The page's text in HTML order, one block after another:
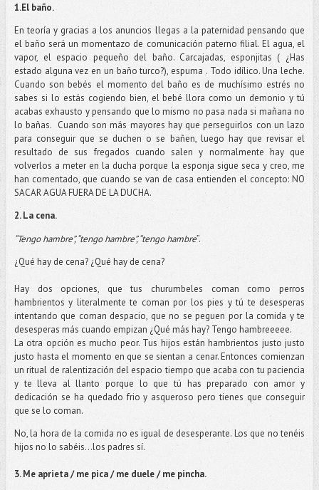
1.El baño.
En teoría y gracias a los anuncios llegas a la paternidad pensando que
el baño será un momentazo de comunicación paterno filial. El agua, el
vapor, el espacio pequeño del baño. Carcajadas, esponjitas ( ¿Has
estado alguna vez en un baño turco?), espuma . Todo idílico. Una leche.
Cuando son bebés el momento del baño es de muchísimo estrés no
sabes si lo estás cogiendo bien, el bebé llora como un demonio y tú
acabas exhausto y pensando que lo mismo no pasa nada si mañana no
lo bañas. Cuando son más mayores hay que perseguirlos con un lazo
para conseguir que se duchen o se bañen, luego hay que revisar el
resultado de sus fregados cuando salen y normalmente hay que
volverlos a meter en la ducha porque la esponja sigue seca y creo, me
han comentado, que cuando se van de casa entienden el concepto: NO
SACAR AGUA FUERA DE LA DUCHA.
2. La cena.
“Tengo hambre”, “tengo hambre”, “tengo hambre”.
¿Qué hay de cena? ¿Qué hay de cena?
Hay dos opciones, que tus churumbeles coman como perros
hambrientos y literalmente te coman por los pies y tú te desesperas
intentando que coman despacio, que no se peguen por la comida y te
desesperas más cuando empizan ¿Qué más hay? Tengo hambreeeee.
La otra opción es mucho peor. Tus hijos están hambrientos justo justo
justo hasta el momento en que se sientan a cenar. Entonces comienzan
un ritual de ralentización del espacio tiempo que acaba con tu paciencia
y te lleva al llanto porque lo que tú has preparado con amor y
dedicación se ha quedado frio y asqueroso pero tienes que conseguir
que se lo coman.
No, la hora de la comida no es igual de desesperante. Los que no tenéis
hijos no lo sabéis…los padres sí.
3. Me aprieta / me pica / me duele / me pincha.